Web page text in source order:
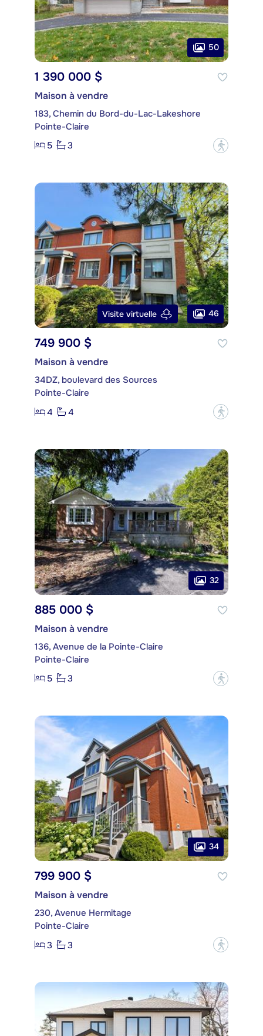
50
1 390 000 $
Maison à vendre
183, Chemin du Bord-du-Lac-Lakeshore
Pointe-Claire
5
3 ?
Visite virtuelle 46
749 900 $
Maison à vendre
34DZ, boulevard des Sources
Pointe-Claire
4
4 ?
32
885 000 $
Maison à vendre
136, Avenue de la Pointe-Claire
Pointe-Claire
5
3 ?
34
799 900 $
Maison à vendre
230, Avenue Hermitage
Pointe-Claire
3
3 ?